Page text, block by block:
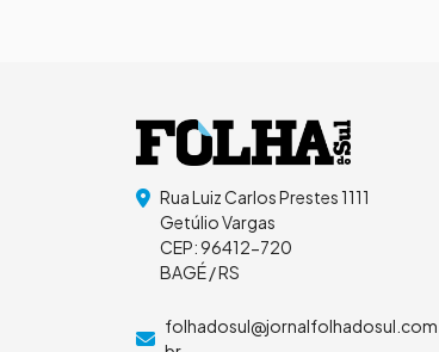
Rua Luiz Carlos Prestes 1111
Getúlio Vargas
CEP: 96412-720
BAGÉ / RS
folhadosul@jornalfolhadosul.com.